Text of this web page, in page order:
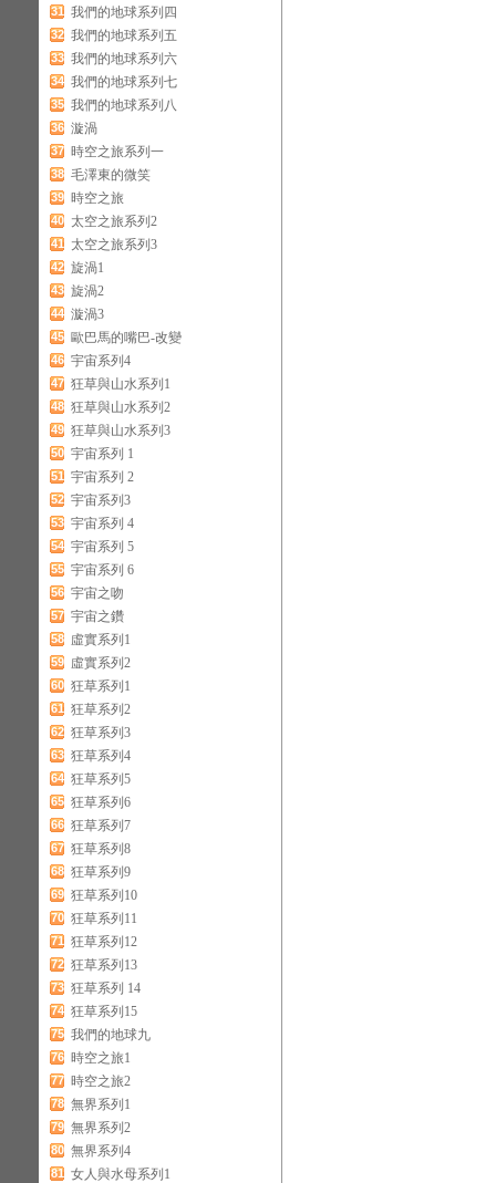
31 我們的地球系列四
32 我們的地球系列五
33 我們的地球系列六
34 我們的地球系列七
35 我們的地球系列八
36 漩渦
37 時空之旅系列一
38 毛澤東的微笑
39 時空之旅
40 太空之旅系列2
41 太空之旅系列3
42 旋渦1
43 旋渦2
44 漩渦3
45 歐巴馬的嘴巴-改變
46 宇宙系列4
47 狂草與山水系列1
48 狂草與山水系列2
49 狂草與山水系列3
50 宇宙系列 1
51 宇宙系列 2
52 宇宙系列3
53 宇宙系列 4
54 宇宙系列 5
55 宇宙系列 6
56 宇宙之吻
57 宇宙之鑽
58 虛實系列1
59 虛實系列2
60 狂草系列1
61 狂草系列2
62 狂草系列3
63 狂草系列4
64 狂草系列5
65 狂草系列6
66 狂草系列7
67 狂草系列8
68 狂草系列9
69 狂草系列10
70 狂草系列11
71 狂草系列12
72 狂草系列13
73 狂草系列 14
74 狂草系列15
75 我們的地球九
76 時空之旅1
77 時空之旅2
78 無界系列1
79 無界系列2
80 無界系列4
81 女人與水母系列1